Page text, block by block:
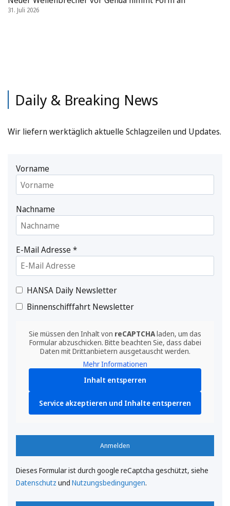
31. Juli 2026
Daily & Breaking News
Wir liefern werktäglich aktuelle Schlagzeilen und Updates.
Vorname
Nachname
E-Mail Adresse*
HANSA Daily Newsletter
Binnenschifffahrt Newsletter
Sie müssen den Inhalt von reCAPTCHAladen, um das
Formular abzuschicken. Bitte beachten Sie, dass dabei
Daten mit Drittanbietern ausgetauscht werden.
Mehr Informationen
Inhalt entsperren
Service akzeptieren und Inhalte entsperren
Anmelden
Dieses Formular ist durch google reCaptcha geschützt, siehe
Datenschutz und Nutzungsbedingungen.